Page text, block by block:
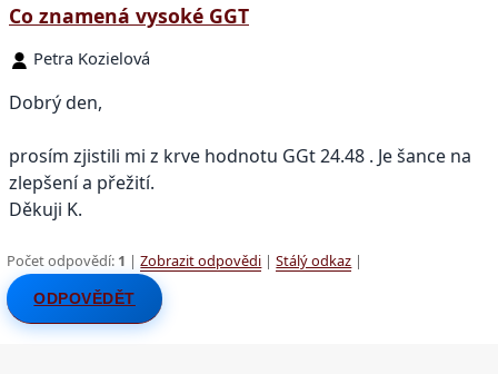
Co znamená vysoké GGT
Petra Kozielová
Dobrý den,
prosím zjistili mi z krve hodnotu GGt 24.48 . Je šance na
zlepšení a přežití.
Děkuji K.
Počet odpovědí: 1 |Zobrazit odpovědi |Stálý odkaz |
ODPOVĚDĚT